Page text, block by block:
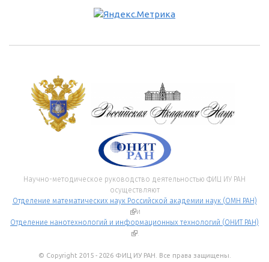
Научно-методическое руководство деятельностью ФИЦ ИУ РАН
осуществляют
Отделение математических наук Российской академии наук (ОМН РАН)
(внешняя ссылка)
и
Отделение нанотехнологий и информационных технологий (ОНИТ РАН)
(внешняя ссылка)
.
© Copyright 2015 - 2026 ФИЦ ИУ РАН. Все права защищены.